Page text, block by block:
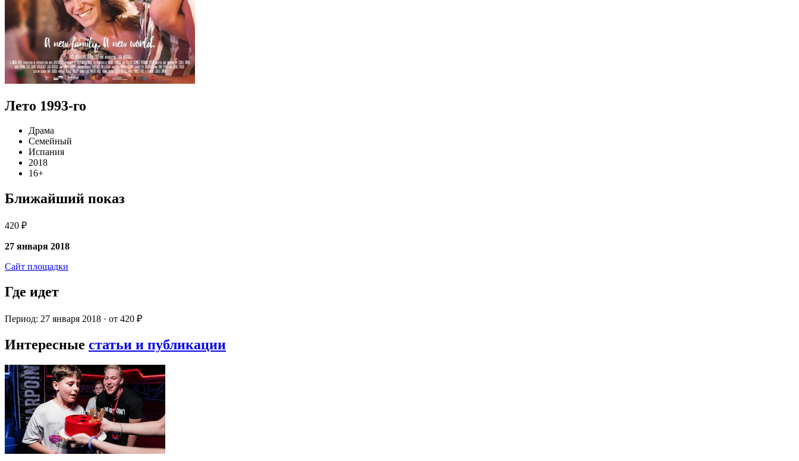
Лето 1993-го
Драма
Семейный
Испания
2018
16+
Ближайший показ
420 ₽
27 января 2018
Сайт площадки
Где идет
Период: 27 января 2018 · от 420 ₽
Интересные статьи и публикации